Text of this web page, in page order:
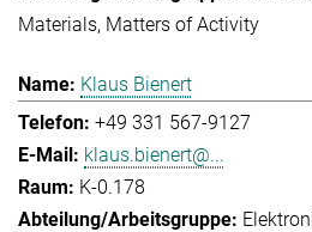
Materials Matters of Activity
Klaus Bienert
+49 331 567-9127
klaus.bienert@...
K-0.178